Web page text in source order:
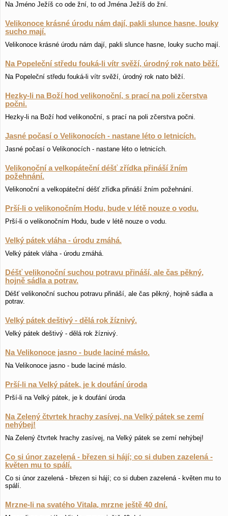
Na Jméno Ježíš co ode žní, to od Jména Ježíš do žní.
Velikonoce krásné úrodu nám dají, pakli slunce hasne, louky
sucho mají.
Velikonoce krásné úrodu nám dají, pakli slunce hasne, louky sucho mají.
Na Popeleční středu fouká-li vítr svěží, úrodný rok nato běží.
Na Popeleční středu fouká-li vítr svěží, úrodný rok nato běží.
Hezky-li na Boží hod velikonoční, s prací na poli zčerstva
počni.
Hezky-li na Boží hod velikonoční, s prací na poli zčerstva počni.
Jasné počasí o Velikonocích - nastane léto o letnicích.
Jasné počasí o Velikonocích - nastane léto o letnicích.
Velikonoční a velkopáteční déšť zřídka přináší žním
požehnání.
Velikonoční a velkopáteční déšť zřídka přináší žním požehnání.
Prší-li o velikonočním Hodu, bude v létě nouze o vodu.
Prší-li o velikonočním Hodu, bude v létě nouze o vodu.
Velký pátek vláha - úrodu zmáhá.
Velký pátek vláha - úrodu zmáhá.
Déšť velikonoční suchou potravu přináší, ale čas pěkný,
hojně sádla a potrav.
Déšť velikonoční suchou potravu přináší, ale čas pěkný, hojně sádla a
potrav.
Velký pátek deštivý - dělá rok žíznivý.
Velký pátek deštivý - dělá rok žíznivý.
Na Velikonoce jasno - bude laciné máslo.
Na Velikonoce jasno - bude laciné máslo.
Prší-li na Velký pátek, je k doufání úroda
Prší-li na Velký pátek, je k doufání úroda
Na Zelený čtvrtek hrachy zasívej, na Velký pátek se zemí
nehýbej!
Na Zelený čtvrtek hrachy zasívej, na Velký pátek se zemí nehýbej!
Co si únor zazelená - březen si hájí; co si duben zazelená -
květen mu to spálí.
Co si únor zazelená - březen si hájí; co si duben zazelená - květen mu to
spálí.
Mrzne-li na svatého Vitala, mrzne ještě 40 dní.